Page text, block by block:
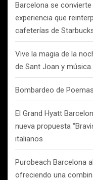
Barcelona se
experiencia que
cafeterías de
Vive la magia de la
de Sant Joan y música.
Bombardeo de
El Grand Hyatt
nueva propuesta
italianos
Purobeach Barcelona
ofreciendo una